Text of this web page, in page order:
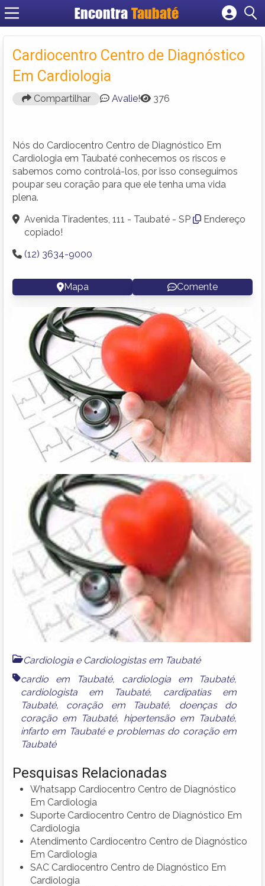
EncontraTaubaté
Cadastrar empresa
Criar conta
Cardiocentro Centro de Diagnóstico
Em Cardiologia
Compartilhar Avalie! 376
Nós do Cardiocentro Centro de Diagnóstico Em
Cardiologia em Taubaté conhecemos os riscos e
sabemos como controlá-los, por isso conseguimos
poupar seu coração para que ele tenha uma vida
plena.
Avenida Tiradentes, 111 - Taubaté - SP
Endereço
copiado!
(12) 3634-9000
Mapa Comente
Cardiologia e Cardiologistas em Taubaté
cardio em Taubaté, cardiologia em Taubaté,
cardiologista em Taubaté, cardipatias em
Taubaté, coração em Taubaté, doenças do
coração em Taubaté, hipertensão em Taubaté,
infarto em Taubatée problemas do coração em
Taubaté
Pesquisas Relacionadas
Whatsapp Cardiocentro Centro de Diagnóstico
Em Cardiologia
Suporte Cardiocentro Centro de Diagnóstico Em
Cardiologia
Atendimento Cardiocentro Centro de Diagnóstico
Em Cardiologia
SAC Cardiocentro Centro de Diagnóstico Em
Cardiologia